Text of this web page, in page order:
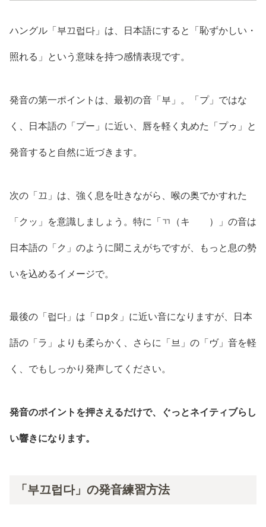
ハングル「부끄럽다」は、日本語にすると「恥ずかしい・
照れる」という意味を持つ感情表現です。
発音の第一ポイントは、最初の音「부」。「プ」ではな
く、日本語の「プー」に近い、唇を軽く丸めた「プゥ」と
発音すると自然に近づきます。
次の「끄」は、強く息を吐きながら、喉の奥でかすれた
「クッ」を意識しましょう。特に「ㄲ（キ゚゚）」の音は
日本語の「ク」のように聞こえがちですが、もっと息の勢
いを込めるイメージで。
最後の「럽다」は「ロpタ」に近い音になりますが、日本
語の「ラ」よりも柔らかく、さらに「브」の「ヴ」音を軽
く、でもしっかり発声してください。
発音のポイントを押さえるだけで、ぐっとネイティブらし
い響きになります。
「부끄럽다」の発音練習方法